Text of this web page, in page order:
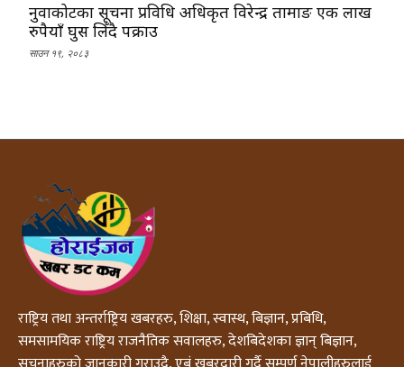
नुवाकोटका सूचना प्रविधि अधिकृत विरेन्द्र तामाङ एक लाख
रुपैयाँ घुस लिँदै पक्राउ
साउन १९, २०८३
राष्ट्रिय तथा अन्तर्राष्ट्रिय खबरहरु, शिक्षा, स्वास्थ, बिज्ञान, प्रबिधि,
समसामयिक राष्ट्रिय राजनैतिक सवालहरु, देशबिदेशका ज्ञान् बिज्ञान,